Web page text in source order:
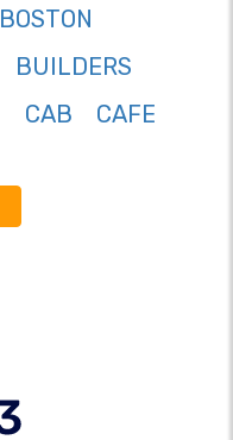
BOSTON
BUILDERS
CAB
CAFE